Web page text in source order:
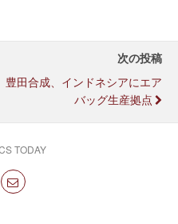
次の投稿
豊田合成、インドネシアにエア
バッグ生産拠点
TODAY